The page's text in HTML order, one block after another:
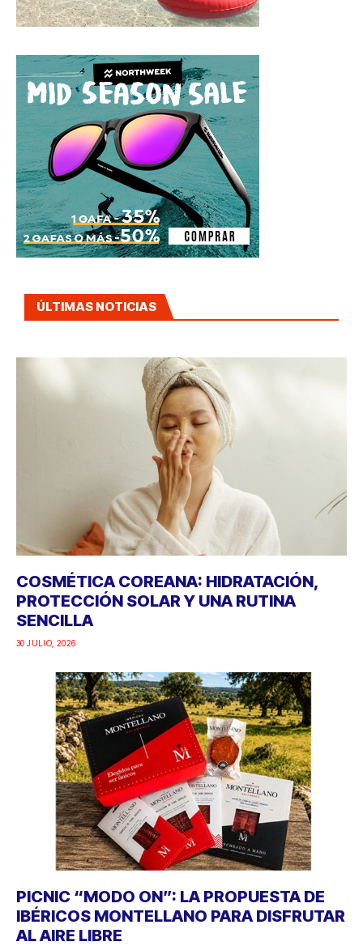
ÚLTIMAS NOTICIAS
COSMÉTICA COREANA: HIDRATACIÓN,
PROTECCIÓN SOLAR Y UNA RUTINA
SENCILLA
30 JULIO, 2026
PICNIC “MODO ON”: LA PROPUESTA DE
IBÉRICOS MONTELLANO PARA DISFRUTAR
AL AIRE LIBRE